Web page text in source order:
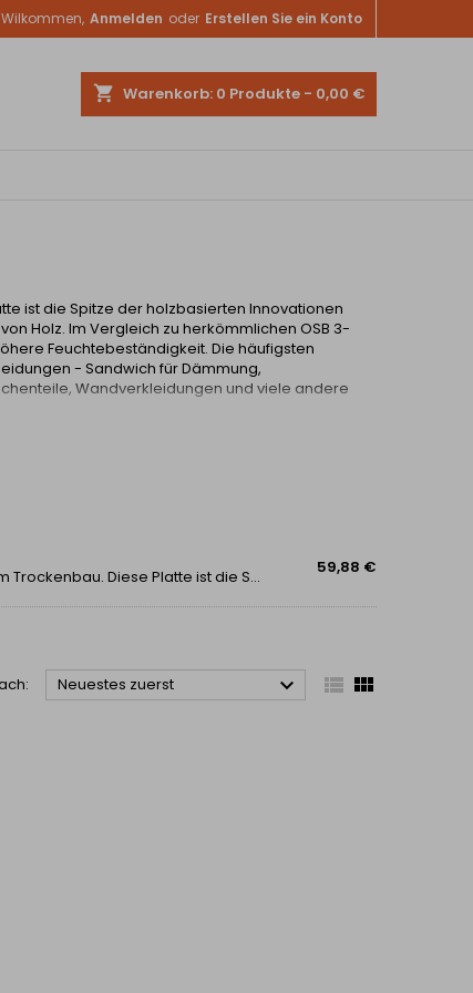
Wilkommen, Anmelden oder Erstellen Sie ein Konto
shopping_cart Warenkorb: 0 Produkte - 0,00 €
ist die Spitze der holzbasierten Innovationen
Holz. Im Vergleich zu herkömmlichen OSB 3-
Feuchtebeständigkeit. Die häufigsten
- Sandwich für Dämmung,
Wandverkleidungen und viele andere
MFP-Platten - verbesserte OSB-Platten - eine Revolution im Trockenbau. Diese Platte ist die Spitze der holzbasierten Innovationen im weiten Feld der Bau- und Altlastenbereiche. MFP-Platten haben den Charakter von Holz. Im Vergleich zu...
59,88 €
Neuestes zuerst   